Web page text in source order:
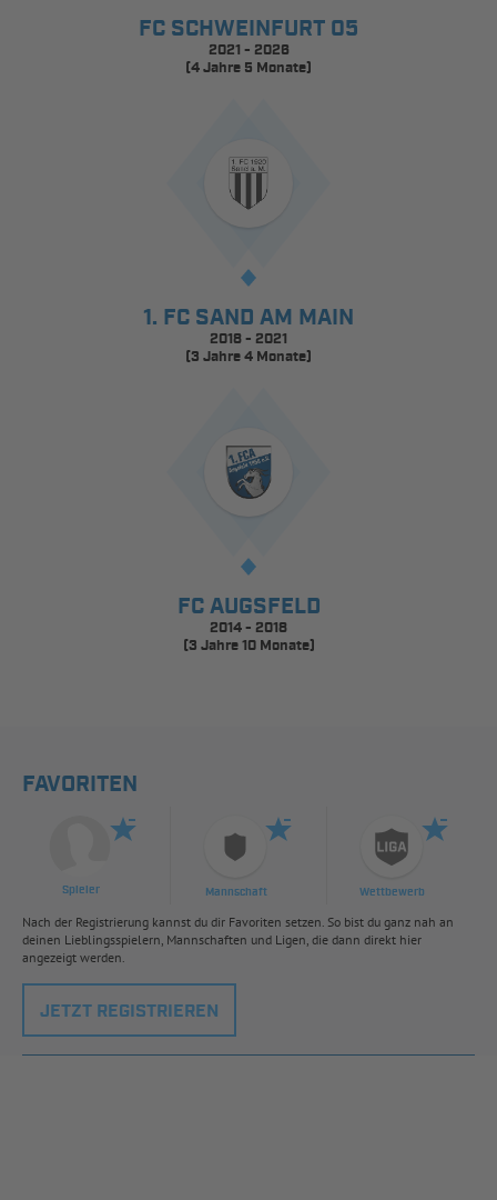
FC SCHWEINFURT 05
2021 - 2026
(4 Jahre 5 Monate)
1. FC SAND AM MAIN
2018 - 2021
(3 Jahre 4 Monate)
FC AUGSFELD
2014 - 2018
(3 Jahre 10 Monate)
FAVORITEN
Spieler Mannschaft Wettbewerb
Nach der Registrierung kannst du dir Favoriten setzen. So bist du ganz nah an
deinen Lieblingsspielern, Mannschaften und Ligen, die dann direkt hier
angezeigt werden.
JETZT REGISTRIEREN